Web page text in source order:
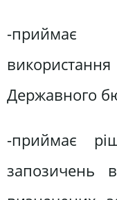
-приймає
Державного
-приймає
запозичень